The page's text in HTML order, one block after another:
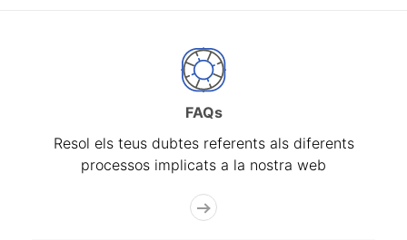
FAQs
Resol els teus dubtes referents als diferents
processos implicats a la nostra web